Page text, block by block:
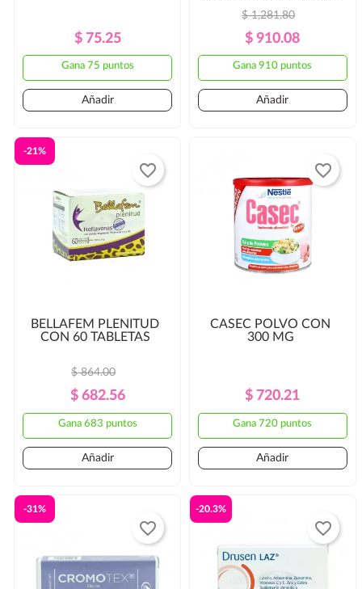
Precio
Regular
Precio
$ 75.25
Gana 75 puntos
Añadir
Precio
Regular
$ 1,281.80
Precio
$ 910.08
Gana 910 puntos
Añadir
BELLAFEM PLENITUD
CON 60 TABLETAS
Precio
Regular
$ 864.00
Precio
$ 682.56
Gana 683 puntos
-21%
Añadir
favorite_border
CASEC POLVO CON
300 MG
Precio
Regular
Precio
$ 720.21
Gana 720 puntos
Añadir
favorite_border
-31%
favorite_border
-20.3%
favorite_border